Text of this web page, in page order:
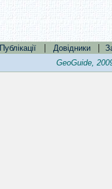
Публікації | Довідники |
GeoGuide,